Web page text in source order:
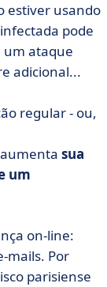
estiver usando
pode
um ataque
adicional...
regular - ou,
sua
um
on-line:
mails. Por
parisiense